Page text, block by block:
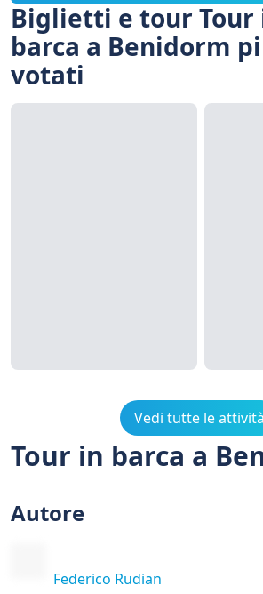
Biglietti e tour Tour
barca a Benidorm
votati
Vedi tutte le attività
Tour in barca a
Autore
Federico Rudian